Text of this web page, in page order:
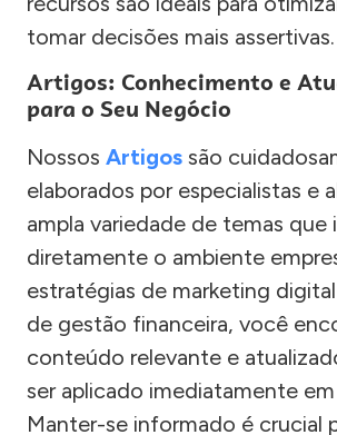
tomar decisões mais assertivas.
Artigos: Conhecimento e
para o Seu Negócio
Nossos Artigos são
elaborados por especialistas e
ampla variedade de temas que
diretamente o ambiente
estratégias de marketing
de gestão financeira, você
conteúdo relevante e
ser aplicado imediatamente em
Manter-se informado é crucial